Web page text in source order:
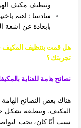
وتنظيف مكيف
سادسا : اهتم
بابعادة عن
هل قمت بتنظيف المكيف
تجربتك ؟
نصائح هامة للعناية
هناك بعض النصائح
المكيف، وتنظيفه بشكل
سبب أيًا كان، يجب